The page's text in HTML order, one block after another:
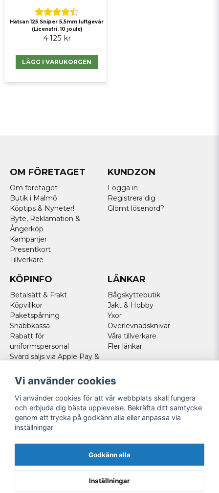
Hatsan 125 Sniper 5,5mm luftgevär
(Licensfri, 10 joule)
4 125 kr
LÄGG I VARUKORGEN
OM FÖRETAGET
Om företaget
Butik i Malmö
Köptips & Nyheter!
Byte, Reklamation &
Ångerköp
Kampanjer
Presentkort
Tillverkare
KUNDZON
Logga in
Registrera dig
Glömt lösenord?
KÖPINFO
Betalsätt & Frakt
Köpvillkor
Paketspårning
Snabbkassa
Rabatt för
uniformspersonal
Svärd säljs via Apple Pay &
Norska kunder
Cookies
LÄNKAR
Bågskyttebutik
Jakt & Hobby
Yxor
Överlevnadsknivar
Våra tillverkare
Fler länkar
FÖLJ OSS
Facebook
Instagram
Youtube
Vi använder cookies
Vi använder cookies för att vår webbplats skall fungera
och erbjuda dig bästa upplevelse. Bekräfta ditt samtycke
genom att trycka på godkänn alla eller anpassa via
inställningar
Godkänn alla
Inställningar